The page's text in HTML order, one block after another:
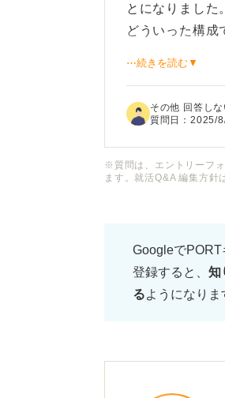
とになりました
どういった構成
いてアドバイス
また、パワーポ
れば、それにつ
⋯続きを読む▼
その他 回答しな
質問日：2025/
※質問は、エントリーフ
ます。就活Q&A 編集方針
GoogleでPORT
登録すると、 知
るようになりま